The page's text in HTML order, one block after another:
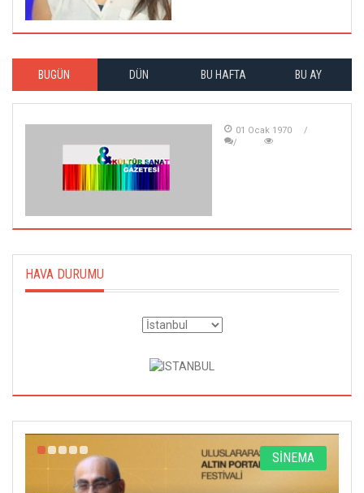
BUGÜN DÜN BU HAFTA BU AY
01 Ocak 1970
HAVA DURUMU
SİNEMA